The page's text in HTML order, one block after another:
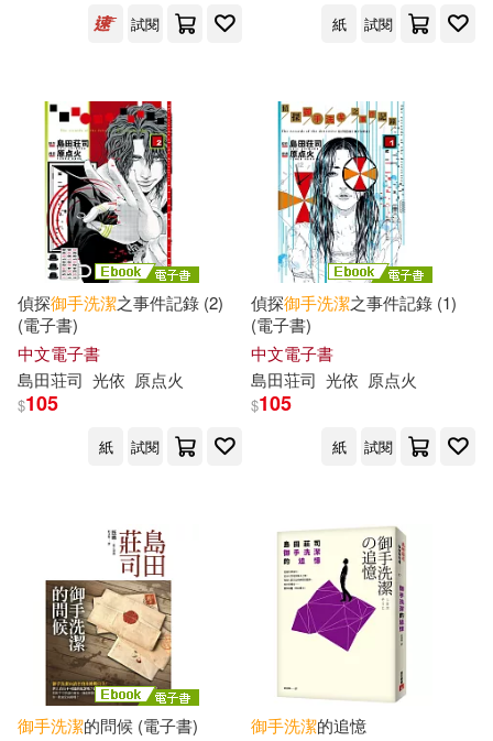
（日）島田庄司(1)
（日）島田莊司(1)
出版社 (可複選)
東立(6) 皇冠(6)
新星出版社(3) 尖端(1)
可超商取貨(13)
可海外宅配(13)
可港澳店取(13)
試閱 紙 試閱
偵探御手洗潔之事件記錄 (2)
(電子書)
中文電子書
島田荘司 光依 原点火
$105
紙 試閱
偵探御手洗潔之事件記錄 (1)
(電子書)
中文電子書
島田荘司 光依 原点火
$105
紙 試閱
御手洗潔的問候 (電子書)
御手洗潔的追憶